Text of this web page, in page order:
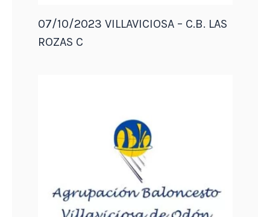
07/10/2023 VILLAVICIOSA – C.B. LAS
ROZAS C